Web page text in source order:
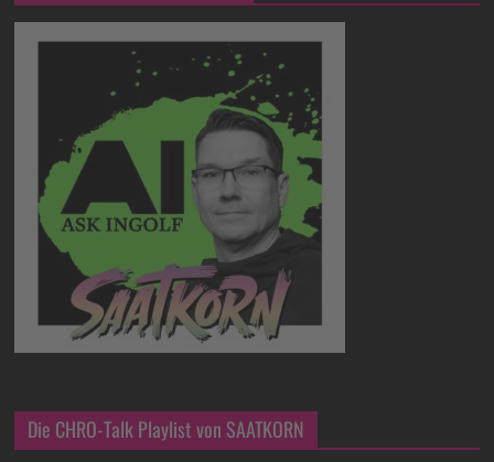
Die CHRO-Talk Playlist von SAATKORN